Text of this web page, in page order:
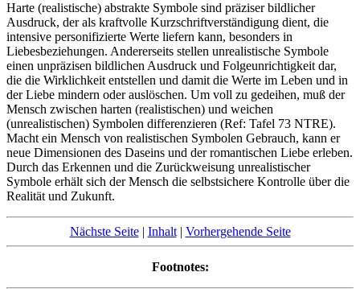
Harte (realistische) abstrakte Symbole sind präziser bildlicher
Ausdruck, der als kraftvolle Kurzschriftverständigung dient, die
intensive personifizierte Werte liefern kann, besonders in
Liebesbeziehungen. Andererseits stellen unrealistische Symbole
einen unpräzisen bildlichen Ausdruck und Folgeunrichtigkeit dar,
die die Wirklichkeit entstellen und damit die Werte im Leben und in
der Liebe mindern oder auslöschen. Um voll zu gedeihen, muß der
Mensch zwischen harten (realistischen) und weichen
(unrealistischen) Symbolen differenzieren (Ref: Tafel 73 NTRE).
Macht ein Mensch von realistischen Symbolen Gebrauch, kann er
neue Dimensionen des Daseins und der romantischen Liebe erleben.
Durch das Erkennen und die Zurückweisung unrealistischer
Symbole erhält sich der Mensch die selbstsichere Kontrolle über die
Realität und Zukunft.
Nächste Seite| Inhalt| Vorhergehende Seite
Footnotes: